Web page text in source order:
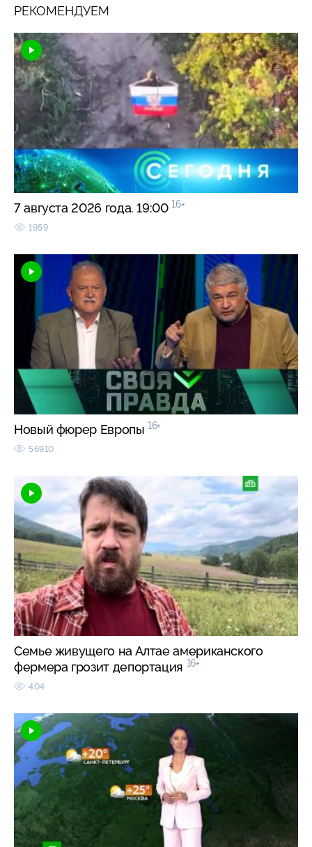
РЕКОМЕНДУЕМ
7 августа 2026 года. 19:00 16+
1959
Новый фюрер Европы 16+
56910
Семье живущего на Алтае американского
фермера грозит депортация 16+
404